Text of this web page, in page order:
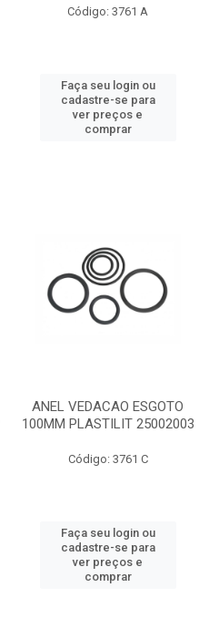
Código: 3761 A
Faça seu login ou
cadastre-se para
ver preços e
comprar
ANEL VEDACAO ESGOTO
100MM PLASTILIT 25002003
Código: 3761 C
Faça seu login ou
cadastre-se para
ver preços e
comprar